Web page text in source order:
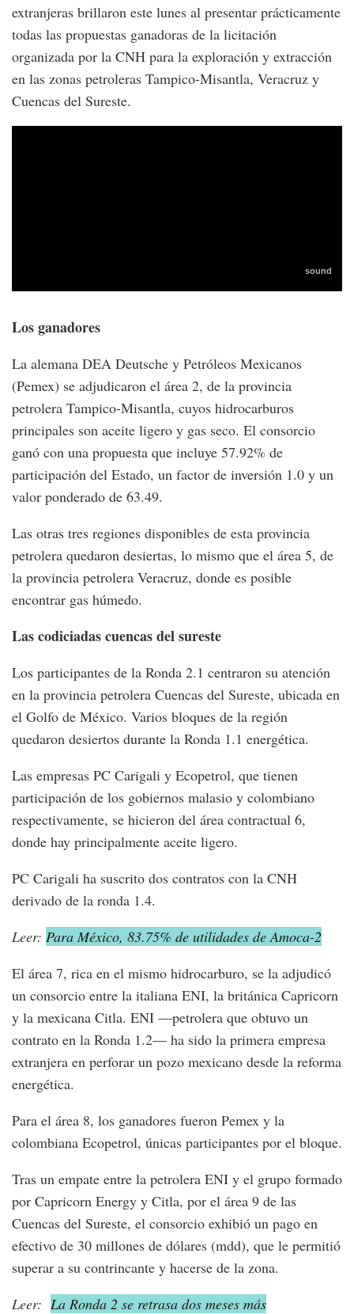
extranjeras brillaron este lunes al presentar prácticamente
todas las propuestas ganadoras de la licitación
organizada por la CNH para la exploración y extracción
en las zonas petroleras Tampico-Misantla, Veracruz y
Cuencas del Sureste.
Los ganadores
La alemana DEA Deutsche y Petróleos Mexicanos
(Pemex) se adjudicaron el área 2, de la provincia
petrolera Tampico-Misantla, cuyos hidrocarburos
principales son aceite ligero y gas seco. El consorcio
ganó con una propuesta que incluye 57.92% de
participación del Estado, un factor de inversión 1.0 y un
valor ponderado de 63.49.
Las otras tres regiones disponibles de esta provincia
petrolera quedaron desiertas, lo mismo que el área 5, de
la provincia petrolera Veracruz, donde es posible
encontrar gas húmedo.
Las codiciadas cuencas del sureste
Los participantes de la Ronda 2.1 centraron su atención
en la provincia petrolera Cuencas del Sureste, ubicada en
el Golfo de México. Varios bloques de la región
quedaron desiertos durante la Ronda 1.1 energética.
Las empresas PC Carigali y Ecopetrol, que tienen
participación de los gobiernos malasio y colombiano
respectivamente, se hicieron del área contractual 6,
donde hay principalmente aceite ligero.
PC Carigali ha suscrito dos contratos con la CNH
derivado de la ronda 1.4.
Leer: Para México, 83.75% de utilidades de Amoca-2
El área 7, rica en el mismo hidrocarburo, se la adjudicó
un consorcio entre la italiana ENI, la británica Capricorn
y la mexicana Citla. ENI —petrolera que obtuvo un
contrato en la Ronda 1.2— ha sido la primera empresa
extranjera en perforar un pozo mexicano desde la reforma
energética.
Para el área 8, los ganadores fueron Pemex y la
colombiana Ecopetrol, únicas participantes por el bloque.
Tras un empate entre la petrolera ENI y el grupo formado
por Capricorn Energy y Citla, por el área 9 de las
Cuencas del Sureste, el consorcio exhibió un pago en
efectivo de 30 millones de dólares (mdd), que le permitió
superar a su contrincante y hacerse de la zona.
Leer: La Ronda 2 se retrasa dos meses más